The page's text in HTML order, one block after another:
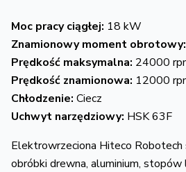
Moc pracy ciągłej: 18 kW
Znamionowy moment obrotowy:
Prędkość maksymalna: 24000
Prędkość znamionowa: 12000
Chłodzenie: Ciecz
Uchwyt narzędziowy: HSK 63F
Elektrowrzeciona Hiteco Robotech
obróbki drewna, aluminium,